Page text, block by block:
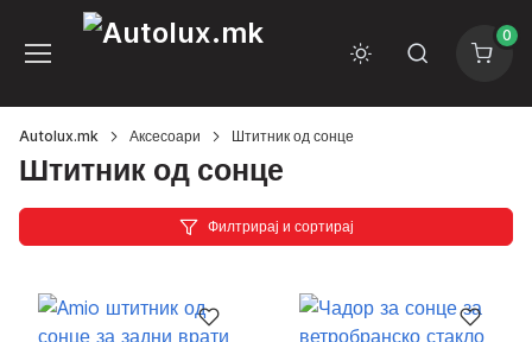
0
Autolux.mk Аксесоари Штитник од сонце
Штитник од сонце
Филтрирај и сортирај